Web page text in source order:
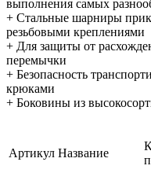
выполнения самых
+ Стальные шарниры
резьбовыми креплениями
+ Для защиты от
перемычки
+ Безопасность
крюками
+ Боковины из
Артикул Название